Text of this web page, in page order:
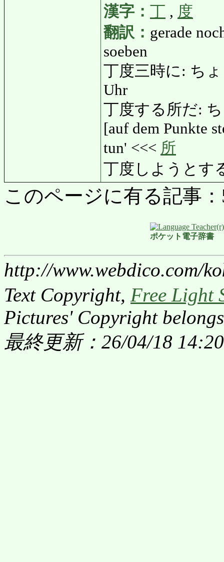
漢字： 丁 , 度
翻訳： gerade
soeben
丁度三時に: ち
Uhr
丁度する所だ:
[auf dem Punkte
tun' <<< 所
丁度しようとす
このページに有る記事
ポケット電子辞書
http://www.webdico.com/
Text Copyright, Free Light
Pictures' Copyright
最終更新：26/04/18 14:20